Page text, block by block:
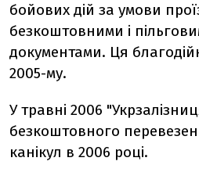
бойових дій за умови
безкоштовними і
документами. Ця
2005-му.
У травні 2006
безкоштовного
канікул в 2006 році.